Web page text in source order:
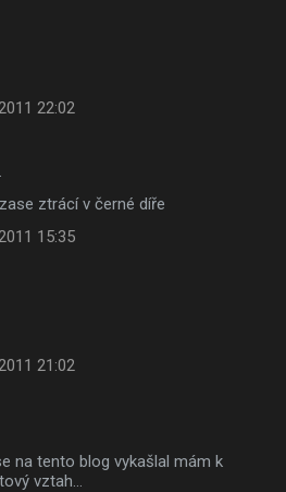
22:02
ztrácí v černé díře
15:35
21:02
na tento blog vykašlal mám k
vztah...